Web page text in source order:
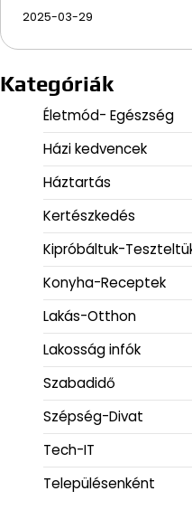
2025-03-29
Kategóriák
Életmód- Egészség
Házi kedvencek
Háztartás
Kertészkedés
Kipróbáltuk-
Konyha-Receptek
Lakás-Otthon
Lakosság infók
Szabadidő
Szépség-Divat
Tech-IT
Településenként